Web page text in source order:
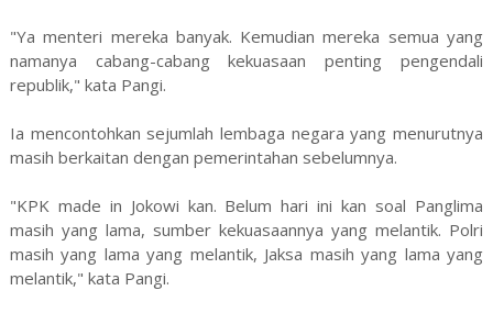
"Ya menteri mereka banyak. Kemudian mereka semua yang
namanya cabang-cabang kekuasaan penting pengendali
republik," kata Pangi.
Ia mencontohkan sejumlah lembaga negara yang menurutnya
masih berkaitan dengan pemerintahan sebelumnya.
"KPK made in Jokowi kan. Belum hari ini kan soal Panglima
masih yang lama, sumber kekuasaannya yang melantik. Polri
masih yang lama yang melantik, Jaksa masih yang lama yang
melantik," kata Pangi.